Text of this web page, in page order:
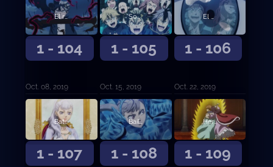
1 - 104
El rayo iracundo contra sus compañeros
Oct. 08, 2019
1 - 105
Sonrisas y lágrimas
Oct. 15, 2019
1 - 106
El camino de la venganza y el de la expiación
Oct. 22, 2019
1 - 107
Batalla final en el Castillo Trébol
1 - 108
Bailarina del campo de batalla
1 - 109
Hermanos de magia espacial